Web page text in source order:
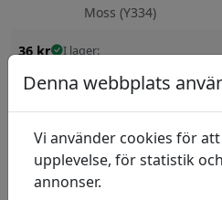
Moss (Y334)
36kr I lager:
Promarker W&N
Mulberry (V865)
36 kr I lager:
Denna webbplats
Vi använder cookies för
upplevelse, för statistik
annonser.